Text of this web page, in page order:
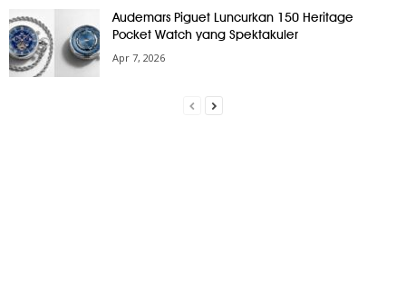
Audemars Piguet Luncurkan 150 Heritage
Pocket Watch yang Spektakuler
Apr 7, 2026